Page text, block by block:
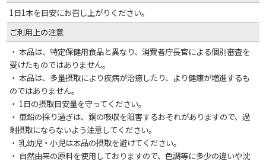
1日1本を目安にお召し上がりください。
ご利用上の注意
・ 本品は、特定保健用食品と異なり、消費者庁長官による個別審査を
受けたものではありません。
・ 本品は、多量摂取により疾病が治癒したり、より健康が増進するも
のではありません。
・ 1日の摂取目安量を守ってください。
・ 亜鉛の採り過ぎは、銅の吸収を阻害するおそれがありますので、過
剰摂取にならないよう注意してください。
・ 乳幼児・小児は本品の摂取を避けてください。
・ 自然由来の原料を使用しておりますので、色調等に多少の違いや沈